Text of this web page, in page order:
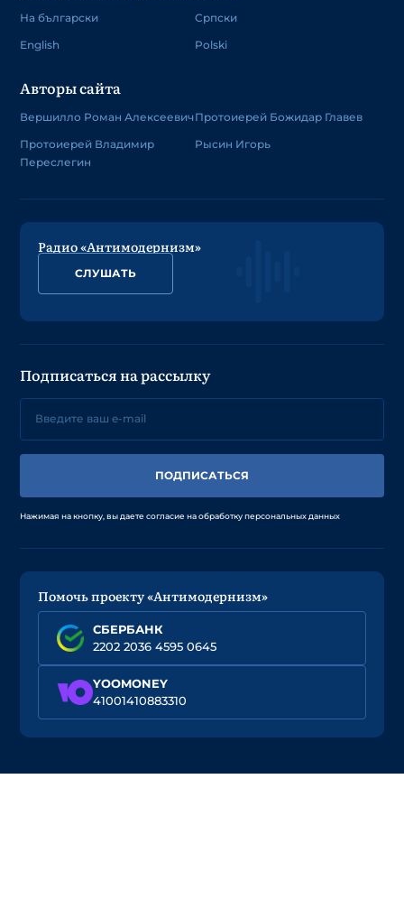
На български
English
Српски
Polski
Авторы сайта
Вершилло Роман Алексеевич
Протоиерей Владимир
Переслегин
Протоиерей Божидар Главев
Рысин Игорь
Радио «Антимодернизм»
СЛУШАТЬ
Подписаться на рассылку
ПОДПИСАТЬСЯ
Нажимая на кнопку, вы даете согласие на обработку персональных данных
Помочь проекту «Антимодернизм»
СБЕРБАНК
2202 2036 4595 0645
YOOMONEY
41001410883310